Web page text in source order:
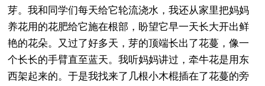
芽。我和同学们每天给它轮流浇水，我还从家里把妈妈
养花用的花肥给它施在根部，盼望它早一天长大开出鲜
艳的花朵。又过了好多天，芽的顶端长出了花蔓，像一
个长长的手臂直至蓝天。我听妈妈讲过，牵牛花是用东
西架起来的。于是我找来了几根小木棍插在了花蔓的旁